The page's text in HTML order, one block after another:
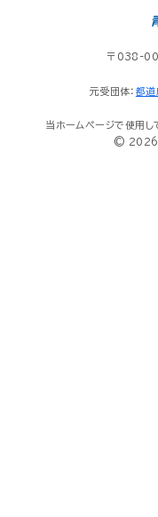
〒038-
元受団体： 都道
当ホームページで使用
© 2026